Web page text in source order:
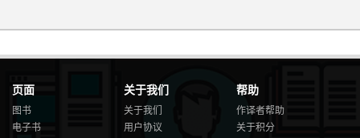
页面
图书
电子书
关于我们
关于我们
用户协议
帮助
作译者帮助
关于积分